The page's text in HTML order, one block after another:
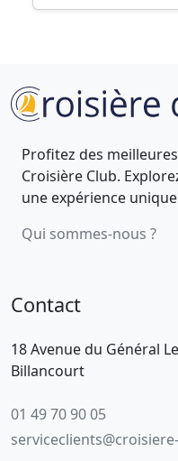
Profitez des
Croisière Club.
une expérience
Qui sommes-nous ?
Contact
18 Avenue du Général
Billancourt
01 49 70 90 05